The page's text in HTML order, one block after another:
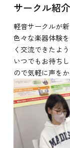
サークル紹
軽音サークルが
色々な楽器体験
く交流できたよ
いつでもお待ち
ので気軽に声を